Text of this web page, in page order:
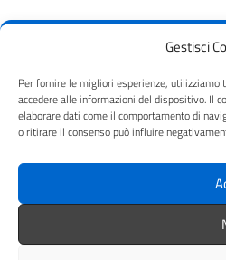
Gestisci
Per fornire le migliori esperienze,
accedere alle informazioni del dispositivo. Il
elaborare dati come il comportamento di
o ritirare il consenso può influire